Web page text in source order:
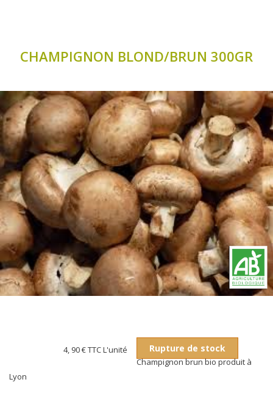
CHAMPIGNON BLOND/BRUN 300GR
4, 90 €TTC L'unité Rupture de stock
Champignon brun bio produit à
Lyon